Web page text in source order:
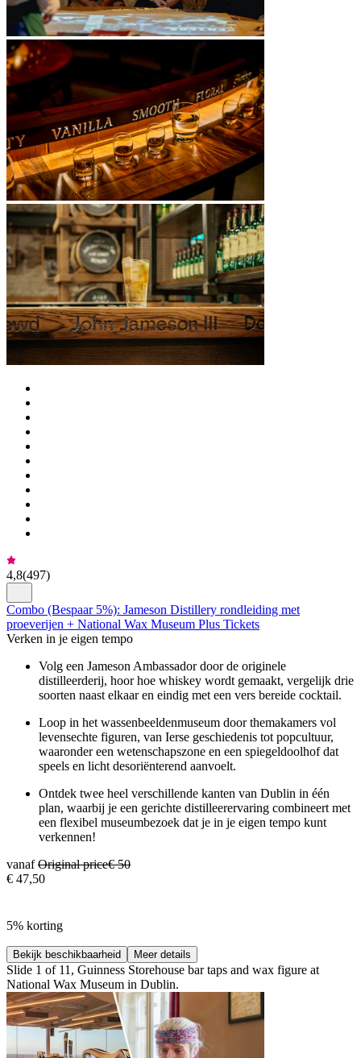
4,8(497)
Combo (Bespaar 5%): Jameson Distillery rondleiding met
proeverijen + National Wax Museum Plus Tickets
Verken in je eigen tempo
Volg een Jameson Ambassador door de originele
distilleerderij, hoor hoe whiskey wordt gemaakt, vergelijk drie
soorten naast elkaar en eindig met een vers bereide cocktail.
Loop in het wassenbeeldenmuseum door themakamers vol
levensechte figuren, van Ierse geschiedenis tot popcultuur,
waaronder een wetenschapszone en een spiegeldoolhof dat
speels en licht desoriënterend aanvoelt.
Ontdek twee heel verschillende kanten van Dublin in één
plan, waarbij je een gerichte distilleerervaring combineert met
een flexibel museumbezoek dat je in je eigen tempo kunt
verkennen!
vanafOriginal price€ 50
€ 47,50
5% korting
Bekijk beschikbaarheid Meer details
Slide 1 of 11, Guinness Storehouse bar taps and wax figure at
National Wax Museum in Dublin.